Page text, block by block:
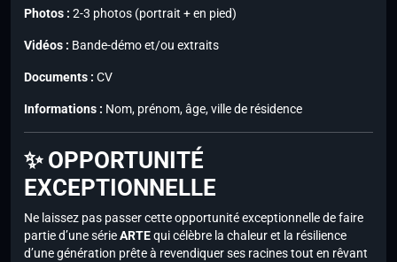
Photos : 2-3 photos (portrait + en pied)
Vidéos : Bande-démo et/ou extraits
Documents : CV
Informations : Nom, prénom, âge, ville de résidence
✨ OPPORTUNITÉ
EXCEPTIONNELLE
Ne laissez pas passer cette opportunité exceptionnelle de faire
partie d’une sérieARTEqui célèbre la chaleur et la résilience
d’une génération prête à revendiquer ses racines tout en rêvant